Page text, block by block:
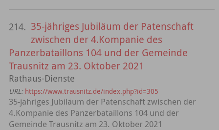
214. 35-jähriges Jubiläum der Patenschaft
zwischen der 4.Kompanie des
Panzerbataillons 104 und der Gemeinde
Trausnitz am 23. Oktober 2021
Rathaus-Dienste
URL: https://www.trausnitz.de/index.php?id=305
35-jähriges Jubiläum der Patenschaft zwischen der
4.Kompanie des Panzerbataillons 104 und der
Gemeinde Trausnitz am 23. Oktober 2021